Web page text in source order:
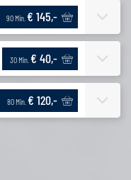
90 Min. € 145,-
30 Min. € 40,-
80 Min. € 120,-